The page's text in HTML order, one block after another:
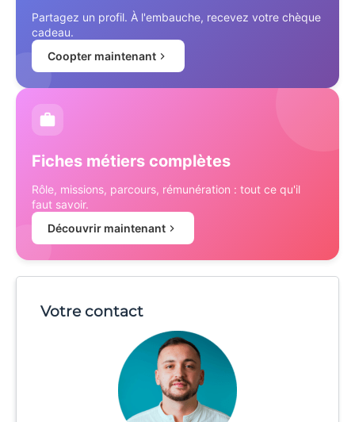
Partagez un profil. À l'embauche, recevez votre chèque
cadeau.
Coopter maintenant
Fiches métiers complètes
Rôle, missions, parcours, rémunération : tout ce qu'il
faut savoir.
Découvrir maintenant
Votre contact